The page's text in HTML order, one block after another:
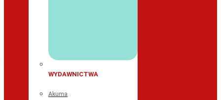
WYDAWNICTWA
Akuma